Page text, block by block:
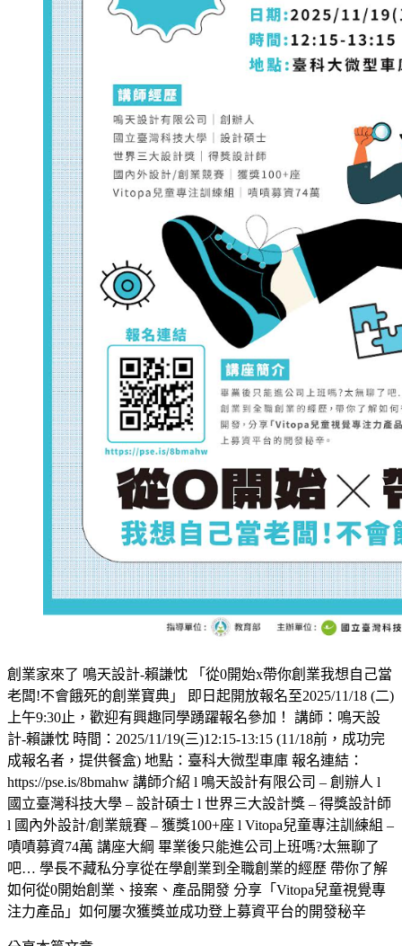
創業家來了 鳴天設計-賴謙忱 「從0開始x帶你創業我想自己當
老闆!不會餓死的創業寶典」 即日起開放報名至2025/11/18 (二)
上午9:30止，歡迎有興趣同學踴躍報名參加！ 講師：鳴天設
計-賴謙忱 時間：2025/11/19(三)12:15-13:15 (11/18前，成功完
成報名者，提供餐盒) 地點：臺科大微型車庫 報名連結：
https://pse.is/8bmahw 講師介紹 l 鳴天設計有限公司 – 創辦人 l
國立臺灣科技大學 – 設計碩士 l 世界三大設計獎 – 得獎設計師
l 國內外設計/創業競賽 – 獲獎100+座 l Vitopa兒童專注訓練組 –
嘖嘖募資74萬 講座大綱 畢業後只能進公司上班嗎?太無聊了
吧… 學長不藏私分享從在學創業到全職創業的經歷 帶你了解
如何從0開始創業、接案、產品開發 分享「Vitopa兒童視覺專
注力產品」如何屢次獲獎並成功登上募資平台的開發秘辛